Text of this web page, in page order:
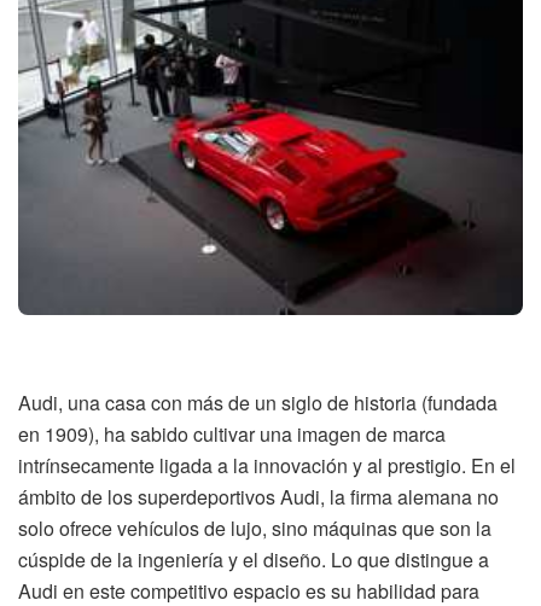
Audi, una casa con más de un siglo de historia (fundada
en 1909), ha sabido cultivar una imagen de marca
intrínsecamente ligada a la innovación y al prestigio. En el
ámbito de los superdeportivos Audi, la firma alemana no
solo ofrece vehículos de lujo, sino máquinas que son la
cúspide de la ingeniería y el diseño. Lo que distingue a
Audi en este competitivo espacio es su habilidad para